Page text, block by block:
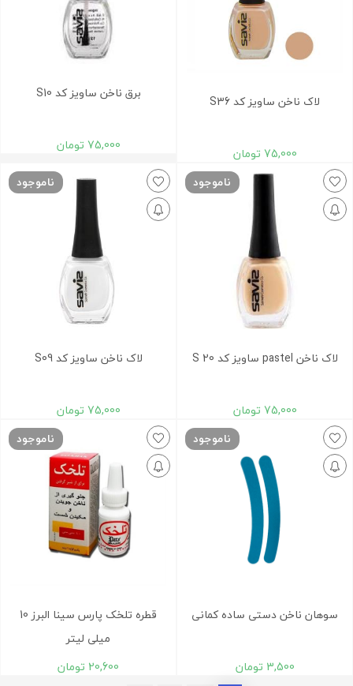
لاک ناخن ساویز کد S36
75,000 تومان
برق ناخن ساویز کد S10
75,000 تومان
ناموجود
لاک ناخن pastel ساویز کد S 20
75,000 تومان
ناموجود
لاک ناخن ساویز کد S09
75,000 تومان
ناموجود
سوهان ناخن دستی ساده کمانی
3,500 تومان
ناموجود
قطره تلخک پارس سینا البرز 10
میلی لیتر
20,600 تومان